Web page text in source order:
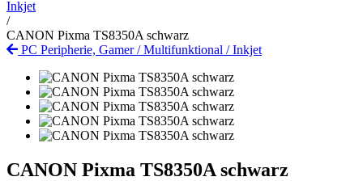
Inkjet
/
CANON Pixma TS8350A schwarz
PC Peripherie, Gamer/Multifunktional /Inkjet
CANON Pixma TS8350A schwarz